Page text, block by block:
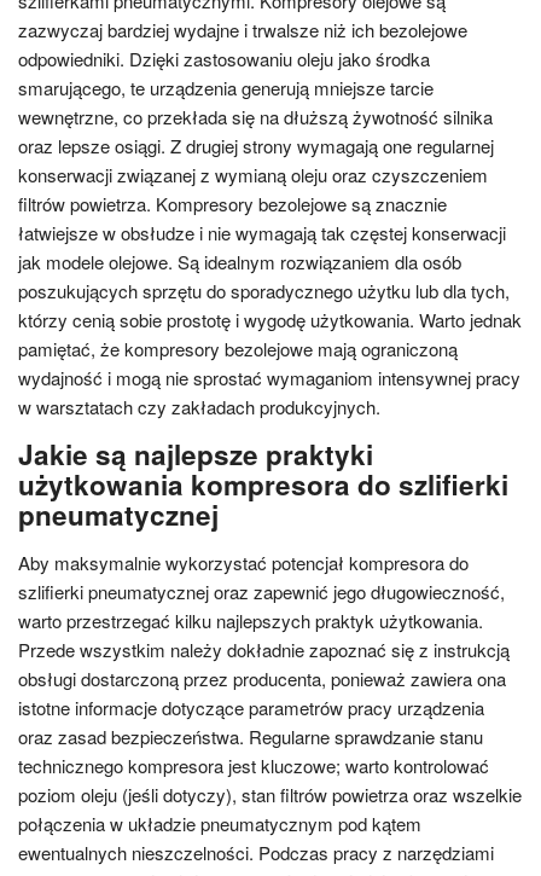
zazwyczaj bardziej wydajne i trwalsze niż ich bezolejowe
odpowiedniki. Dzięki zastosowaniu oleju jako środka
smarującego, te urządzenia generują mniejsze tarcie
wewnętrzne, co przekłada się na dłuższą żywotność silnika
oraz lepsze osiągi. Z drugiej strony wymagają one regularnej
konserwacji związanej z wymianą oleju oraz czyszczeniem
filtrów powietrza. Kompresory bezolejowe są znacznie
łatwiejsze w obsłudze i nie wymagają tak częstej konserwacji
jak modele olejowe. Są idealnym rozwiązaniem dla osób
poszukujących sprzętu do sporadycznego użytku lub dla tych,
którzy cenią sobie prostotę i wygodę użytkowania. Warto jednak
pamiętać, że kompresory bezolejowe mają ograniczoną
wydajność i mogą nie sprostać wymaganiom intensywnej pracy
w warsztatach czy zakładach produkcyjnych.
Jakie są najlepsze praktyki
użytkowania kompresora do szlifierki
pneumatycznej
Aby maksymalnie wykorzystać potencjał kompresora do
szlifierki pneumatycznej oraz zapewnić jego długowieczność,
warto przestrzegać kilku najlepszych praktyk użytkowania.
Przede wszystkim należy dokładnie zapoznać się z instrukcją
obsługi dostarczoną przez producenta, ponieważ zawiera ona
istotne informacje dotyczące parametrów pracy urządzenia
oraz zasad bezpieczeństwa. Regularne sprawdzanie stanu
technicznego kompresora jest kluczowe; warto kontrolować
poziom oleju (jeśli dotyczy), stan filtrów powietrza oraz wszelkie
połączenia w układzie pneumatycznym pod kątem
ewentualnych nieszczelności. Podczas pracy z narzędziami